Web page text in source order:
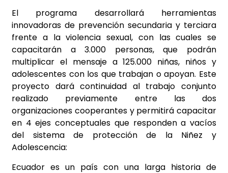
El programa desarrollará herramientas
innovadoras de prevención secundaria y terciara
frente a la violencia sexual, con las cuales se
capacitarán a 3.000 personas, que podrán
multiplicar el mensaje a 125.000 niñas, niños y
adolescentes con los que trabajan o apoyan. Este
proyecto dará continuidad al trabajo conjunto
realizado previamente entre las dos
organizaciones cooperantes y permitirá capacitar
en 4 ejes conceptuales que responden a vacíos
del sistema de protección de la Niñez y
Adolescencia:
Ecuador es un país con una larga historia de